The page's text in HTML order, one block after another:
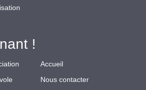
!
Accueil
Nous contacter